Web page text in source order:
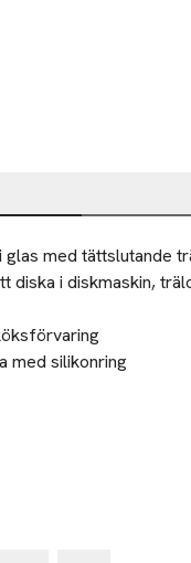
glas med tättslutande
diska i diskmaskin,
med silikonring